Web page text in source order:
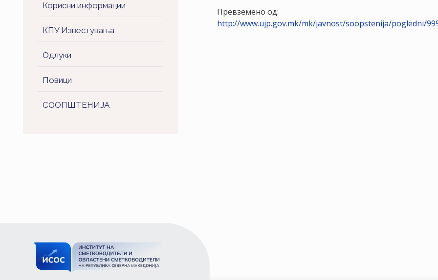
Корисни информации
КПУ Известувања
Одлуки
Повици
СООПШТЕНИJA
Превземено од:
http://www.ujp.gov.mk/mk/javnost/soopstenija/pogledni/